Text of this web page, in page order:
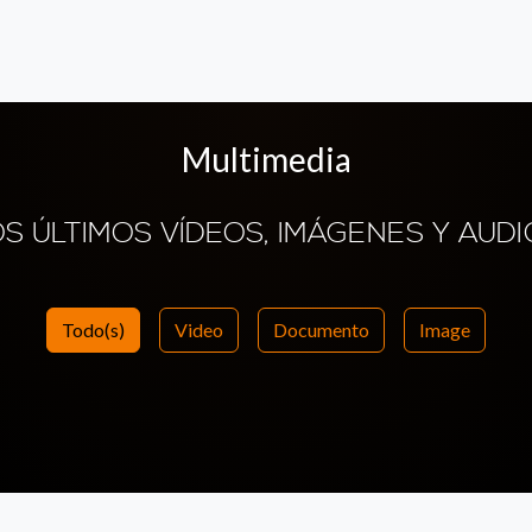
Multimedia
ÚLTIMOS VÍDEOS, IMÁGENES Y
Todo(s) Video Documento Image